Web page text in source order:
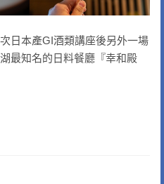
日本產GI酒類講座後另外一場
最知名的日料餐廳『幸和殿